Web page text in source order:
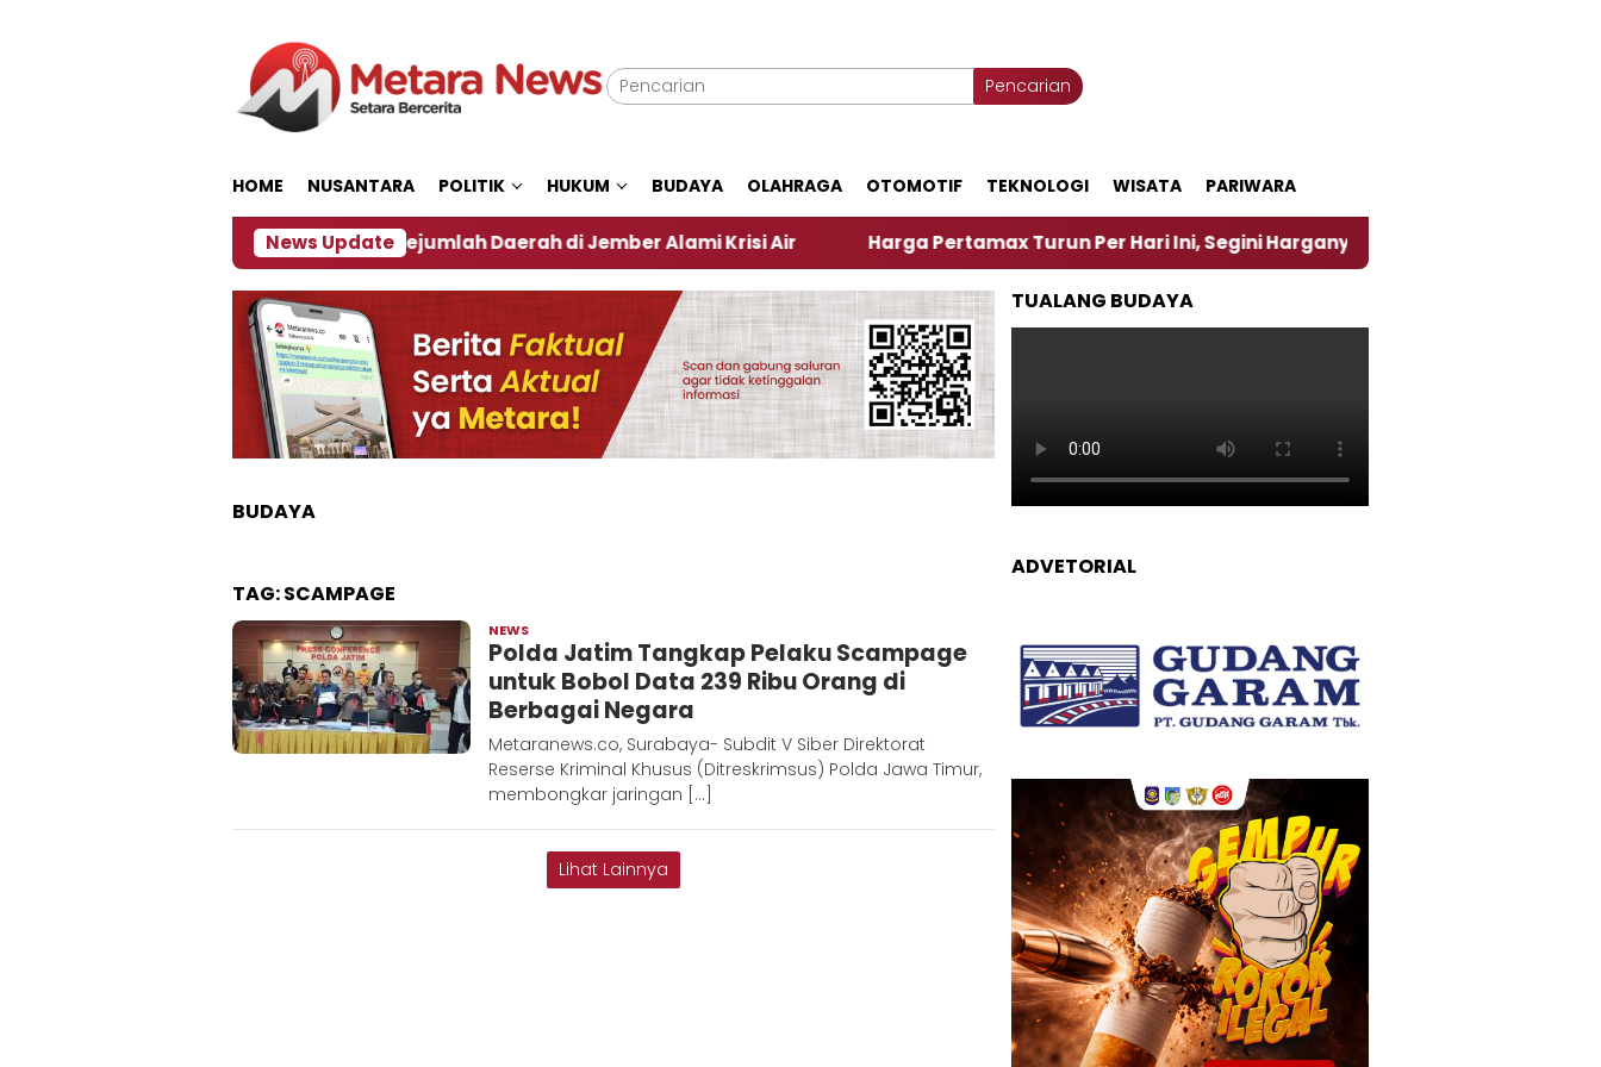
Pencarian
HOME NUSANTARA POLITIK HUKUM BUDAYA OLAHRAGA OTOMOTIF TEKNOLOGI WISATA PARIWARA
News Update
Dampak El Nino, Sejumlah Daerah di Jember Alami Krisi Air Harga Pertamax Turun Per Hari Ini, Segini Harganya ‎Nasirun Maestro Lukis
BUDAYA
TAG:SCAMPAGE
NEWS
Metaranews
Polda Jatim Tangkap Pelaku Scampage
untuk Bobol Data 239 Ribu Orang di
Berbagai Negara
Metaranews.co, Surabaya- Subdit V Siber Direktorat
Reserse Kriminal Khusus (Ditreskrimsus) Polda Jawa Timur,
membongkar jaringan […]
Lihat Lainnya
TUALANG BUDAYA
ADVETORIAL